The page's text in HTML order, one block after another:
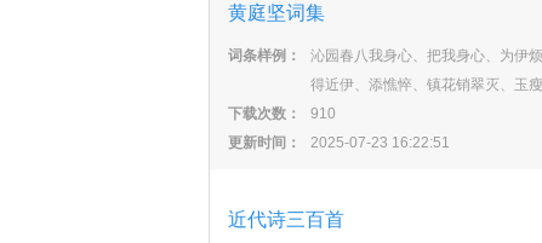
黄庭坚词集
词条样例：
沁园春八我身心、把我身心、为伊
得近伊、添憔悴、镇花销翠灭、玉
下载次数：
910
更新时间：
2025-07-23 16:22:51
近代诗三百首